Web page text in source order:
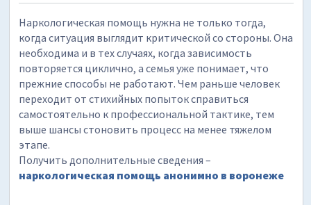
Наркологическая помощь нужна не только тогда,
когда ситуация выглядит критической со стороны. Она
необходима и в тех случаях, когда зависимость
повторяется циклично, а семья уже понимает, что
прежние способы не работают. Чем раньше человек
переходит от стихийных попыток справиться
самостоятельно к профессиональной тактике, тем
выше шансы стоновить процесс на менее тяжелом
этапе.
Получить дополнительные сведения –
наркологическая помощь анонимно в воронеже